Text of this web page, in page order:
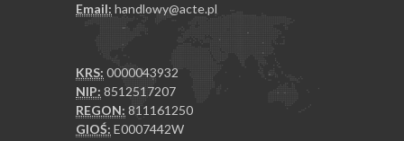
Email: handlowy@acte.pl
KRS: 0000043932
NIP: 8512517207
REGON: 811161250
GIOŚ: E0007442W